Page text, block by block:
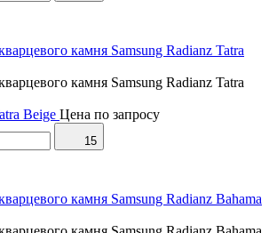
Beige Цена по запросу
15